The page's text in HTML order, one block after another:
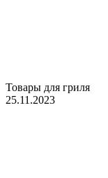
Товары для гриля
25.11.2023